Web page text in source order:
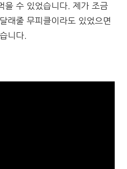
을 수 있었습니다. 제가 조금
래줄 무피클이라도 있었으면
니다.